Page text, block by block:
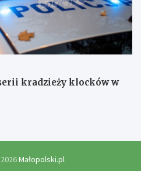
kradzieży klocków w
Małopolski.pl